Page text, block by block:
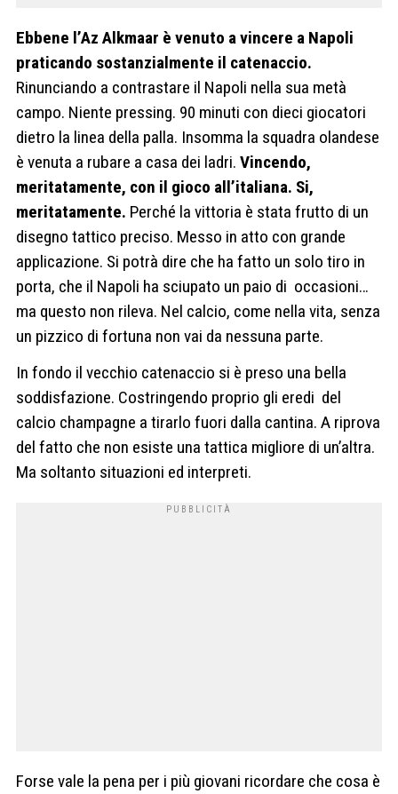
Ebbene l’Az Alkmaar è venuto a vincere a Napoli
praticando sostanzialmente il catenaccio.
Rinunciando a contrastare il Napoli nella sua metà
campo. Niente pressing. 90 minuti con dieci giocatori
dietro la linea della palla. Insomma la squadra olandese
è venuta a rubare a casa dei ladri. Vincendo,
meritatamente, con il gioco all’italiana. Si,
meritatamente. Perché la vittoria è stata frutto di un
disegno tattico preciso. Messo in atto con grande
applicazione. Si potrà dire che ha fatto un solo tiro in
porta, che il Napoli ha sciupato un paio di occasioni…
ma questo non rileva. Nel calcio, come nella vita, senza
un pizzico di fortuna non vai da nessuna parte.
In fondo il vecchio catenaccio si è preso una bella
soddisfazione. Costringendo proprio gli eredi del
calcio champagne a tirarlo fuori dalla cantina. A riprova
del fatto che non esiste una tattica migliore di un’altra.
Ma soltanto situazioni ed interpreti.
Forse vale la pena per i più giovani ricordare che cosa è